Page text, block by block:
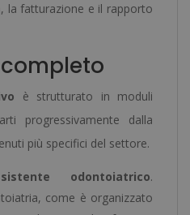
la fatturazione e il rapporto
è strutturato in moduli
progressivamente dalla
più specifici del settore.
odontoiatrico.
come è organizzato